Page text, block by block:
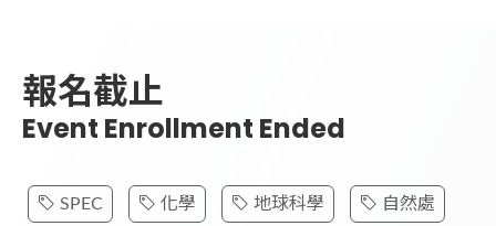
報名截止
Event Enrollment Ended
SPEC 化學 地球科學 自然處